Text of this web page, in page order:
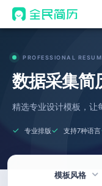
AI 生成简历
AI 优化简历
AI 翻译简历
AI 诊断简历
AI 模拟面试
PROFESSIONAL
数据采集简
精选专业设计模板，让
专业排版 支持7种语言
模板风格